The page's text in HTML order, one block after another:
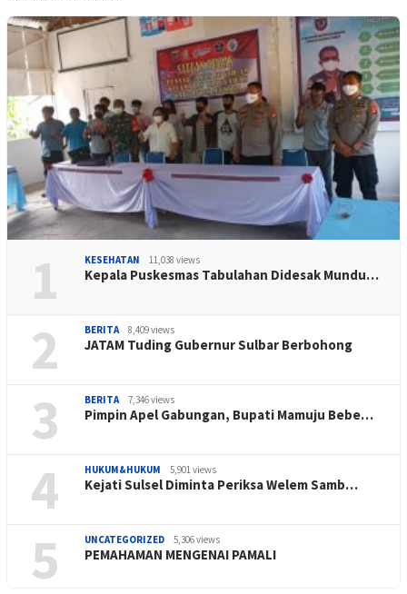
1 KESEHATAN 11,038 views
Kepala Puskesmas Tabulahan Didesak Mundu…
2 BERITA 8,409 views
JATAM Tuding Gubernur Sulbar Berbohong
3 BERITA 7,346 views
Pimpin Apel Gabungan, Bupati Mamuju Bebe…
4 HUKUM&HUKUM 5,901 views
Kejati Sulsel Diminta Periksa Welem Samb…
5 UNCATEGORIZED 5,306 views
PEMAHAMAN MENGENAI PAMALI